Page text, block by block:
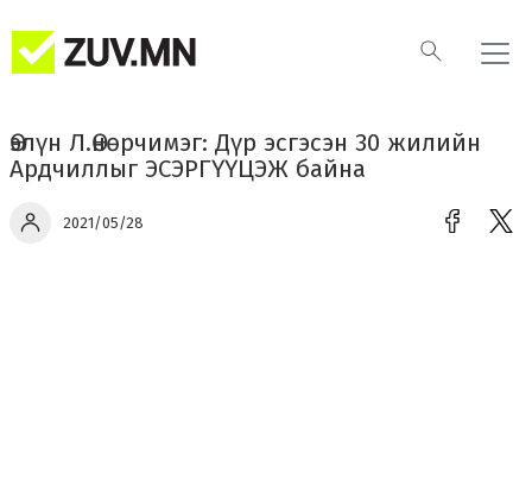
Өэлүн Л.Өнөрчимэг: Дүр эсгэсэн 30 жилийн
Ардчиллыг ЭСЭРГҮҮЦЭЖ байна
2021/05/28